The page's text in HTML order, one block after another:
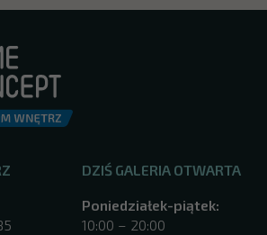
DZIŚ GALERIA OTWARTA
Poniedziałek-piątek:
10:00 – 20:00